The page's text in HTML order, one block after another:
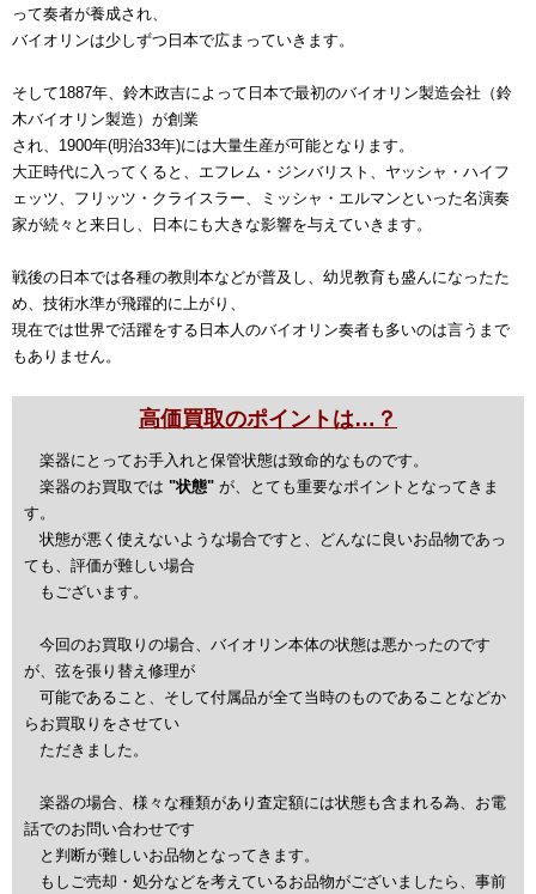
って奏者が養成され、
バイオリンは少しずつ日本で広まっていきます。
そして1887年、鈴木政吉によって日本で最初のバイオリン製造会社（鈴
木バイオリン製造）が創業
され、1900年(明治33年)には大量生産が可能となります。
大正時代に入ってくると、エフレム・ジンバリスト、ヤッシャ・ハイフ
ェッツ、フリッツ・クライスラー、ミッシャ・エルマンといった名演奏
家が続々と来日し、日本にも大きな影響を与えていきます。
戦後の日本では各種の教則本などが普及し、幼児教育も盛んになったた
め、技術水準が飛躍的に上がり、
現在では世界で活躍をする日本人のバイオリン奏者も多いのは言うまで
もありません。
高価買取のポイントは…？
楽器にとってお手入れと保管状態は致命的なものです。
楽器のお買取では "状態" が、とても重要なポイントとなってきま
す。
状態が悪く使えないような場合ですと、どんなに良いお品物であっ
ても、評価が難しい場合
もございます。
今回のお買取りの場合、バイオリン本体の状態は悪かったのです
が、弦を張り替え修理が
可能であること、そして付属品が全て当時のものであることなどか
らお買取りをさせてい
ただきました。
楽器の場合、様々な種類があり査定額には状態も含まれる為、お電
話でのお問い合わせです
と判断が難しいお品物となってきます。
もしご売却・処分などを考えているお品物がございましたら、事前